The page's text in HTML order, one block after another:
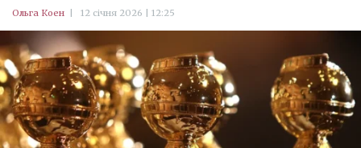
Ольга Коен 12 січня 2026 | 12:25